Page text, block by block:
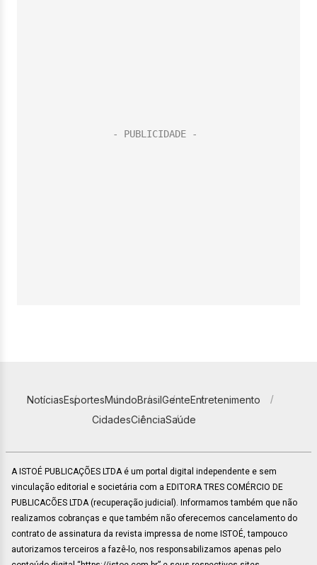
NotíciasEsportesMundoBrasilGenteEntretenimento
CidadesCiênciaSaúde
A ISTOÉ PUBLICAÇÕES LTDA é um portal digital independente e sem
vinculação editorial e societária com a EDITORA TRES COMÉRCIO DE
PUBLICACÕES LTDA (recuperação judicial). Informamos também que não
realizamos cobranças e que também não oferecemos cancelamento do
contrato de assinatura da revista impressa de nome ISTOÉ, tampouco
autorizamos terceiros a fazê-lo, nos responsabilizamos apenas pelo